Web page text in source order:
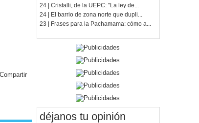
24 | Cristalli, de la UEPC: "La ley de...
24 | El barrio de zona norte que dupli...
23 | Frases para la Pachamama: cómo a...
déjanos tu opinión